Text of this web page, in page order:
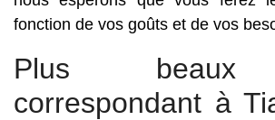
fonction de vos goûts et de vos
Plus beaux
correspondant à